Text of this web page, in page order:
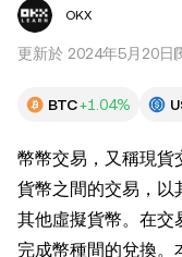
OKX
更新於 2024年5月20日
BTC+1.04%
幣幣交易，又稱現貨
貨幣之間的交易，以
其他虛擬貨幣。在交
完成幣種間的兌換。